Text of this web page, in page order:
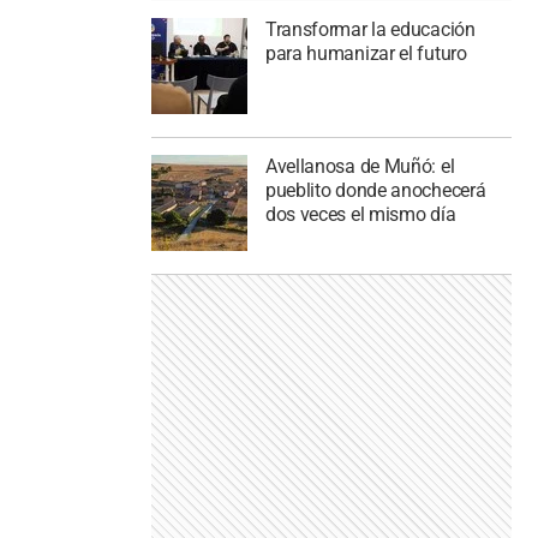
Transformar la educación
para humanizar el futuro
Avellanosa de Muñó: el
pueblito donde anochecerá
dos veces el mismo día